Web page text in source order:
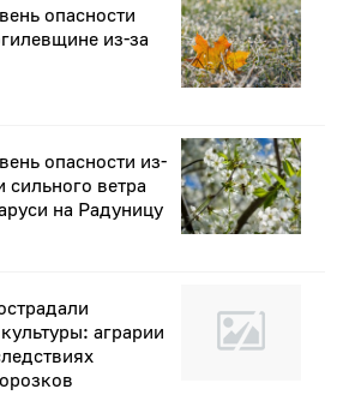
опасности
из-за
опасности из-
сильного ветра
на Радуницу
аграрии